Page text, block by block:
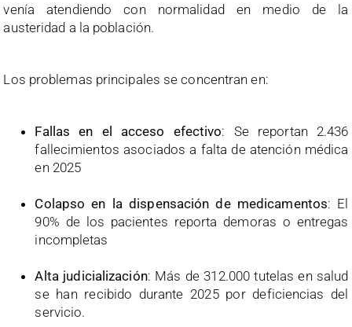
venía atendiendo con normalidad en medio de la
austeridad a la población.
Los problemas principales se concentran en:
Fallas en el acceso efectivo: Se reportan 2.436
fallecimientos asociados a falta de atención médica
en 2025
Colapso en la dispensación de medicamentos: El
90% de los pacientes reporta demoras o entregas
incompletas
Alta judicialización: Más de 312.000 tutelas en salud
se han recibido durante 2025 por deficiencias del
servicio.